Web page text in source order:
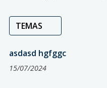
TEMAS
asdasd hgfggc
15/07/2024